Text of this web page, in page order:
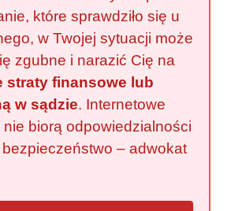
które sprawdziło się u
w Twojej sytuacji może
zgubne i narazić Cię na
straty finansowe lub
w sądzie. Internetowe
nie biorą odpowiedzialności
– adwokat